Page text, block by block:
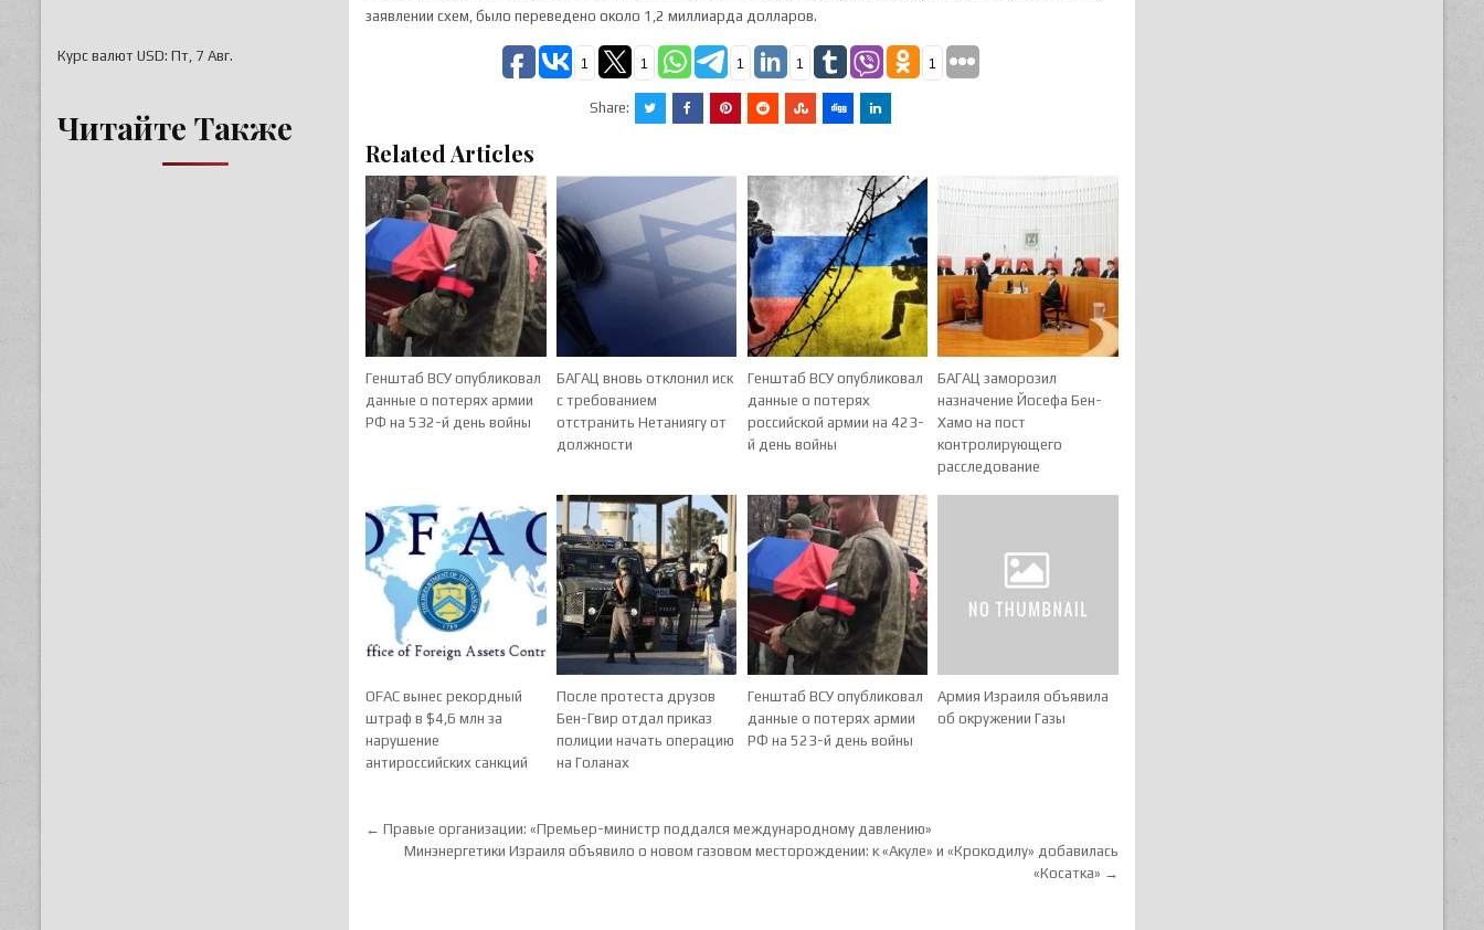
заявлении схем, было переведено около 1,2 миллиарда долларов.
1 1 1 1 1
Share:
Related Articles
Генштаб ВСУ опубликовал
данные о потерях армии
РФ на 532-й день войны
БАГАЦ вновь отклонил иск
с требованием
отстранить Нетаниягу от
должности
Генштаб ВСУ опубликовал
данные о потерях
российской армии на 423-
й день войны
БАГАЦ заморозил
назначение Йосефа Бен-
Хамо на пост
контролирующего
расследование
OFAC вынес рекордный
штраф в $4,6 млн за
нарушение
антироссийских санкций
После протеста друзов
Бен-Гвир отдал приказ
полиции начать операцию
на Голанах
Генштаб ВСУ опубликовал
данные о потерях армии
РФ на 523-й день войны
Армия Израиля объявила
об окружении Газы
Навигация по записям
← Правые организации: «Премьер-министр поддался международному давлению»
Минэнергетики Израиля объявило о новом газовом месторождении: к «Акуле» и «Крокодилу» добавилась
«Косатка» →
Курс валют USD: Пт, 7 Авг.
Читайте Также